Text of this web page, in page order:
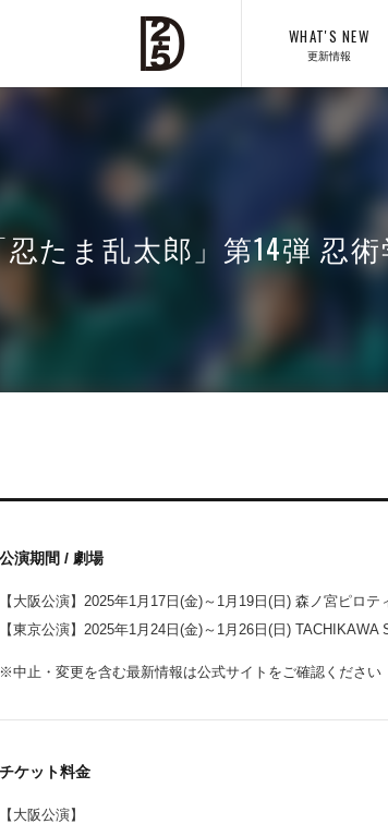
WHAT'S NEW
更新情報
たま乱太郎」第14弾 忍
公演期間 / 劇場
【大阪公演】2025年1月17日(金)～1月19日(日) 森ノ宮ピロテ
【東京公演】2025年1月24日(金)～1月26日(日) TACHIKAWA
※中止・変更を含む最新情報は公式サイトをご確認ください
チケット料金
【大阪公演】